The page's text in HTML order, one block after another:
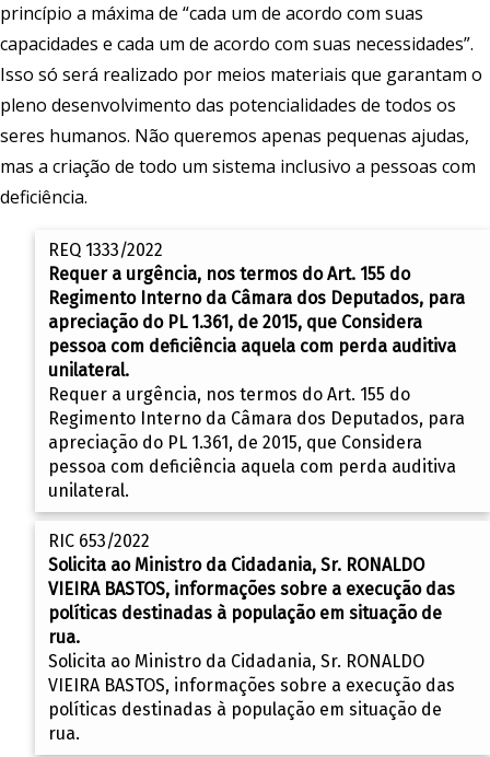
princípio a máxima de “cada um de acordo com suas
capacidades e cada um de acordo com suas necessidades”.
Isso só será realizado por meios materiais que garantam o
pleno desenvolvimento das potencialidades de todos os
seres humanos. Não queremos apenas pequenas ajudas,
mas a criação de todo um sistema inclusivo a pessoas com
deficiência.
REQ 1333/2022
Requer a urgência, nos termos do Art. 155 do
Regimento Interno da Câmara dos Deputados, para
apreciação do PL 1.361, de 2015, que Considera
pessoa com deficiência aquela com perda auditiva
unilateral.
Requer a urgência, nos termos do Art. 155 do
Regimento Interno da Câmara dos Deputados, para
apreciação do PL 1.361, de 2015, que Considera
pessoa com deficiência aquela com perda auditiva
unilateral.
RIC 653/2022
Solicita ao Ministro da Cidadania, Sr. RONALDO
VIEIRA BASTOS, informações sobre a execução das
políticas destinadas à população em situação de
rua.
Solicita ao Ministro da Cidadania, Sr. RONALDO
VIEIRA BASTOS, informações sobre a execução das
políticas destinadas à população em situação de
rua.